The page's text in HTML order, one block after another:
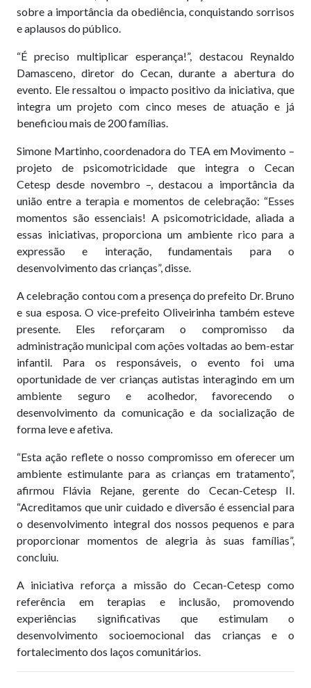
sobre a importância da obediência, conquistando sorrisos
e aplausos do público.
“É preciso multiplicar esperança!”, destacou Reynaldo
Damasceno, diretor do Cecan, durante a abertura do
evento. Ele ressaltou o impacto positivo da iniciativa, que
integra um projeto com cinco meses de atuação e já
beneficiou mais de 200 famílias.
Simone Martinho, coordenadora do TEA em Movimento –
projeto de psicomotricidade que integra o Cecan
Cetesp desde novembro –, destacou a importância da
união entre a terapia e momentos de celebração: “Esses
momentos são essenciais! A psicomotricidade, aliada a
essas iniciativas, proporciona um ambiente rico para a
expressão e interação, fundamentais para o
desenvolvimento das crianças”, disse.
A celebração contou com a presença do prefeito Dr. Bruno
e sua esposa. O vice-prefeito Oliveirinha também esteve
presente. Eles reforçaram o compromisso da
administração municipal com ações voltadas ao bem-estar
infantil. Para os responsáveis, o evento foi uma
oportunidade de ver crianças autistas interagindo em um
ambiente seguro e acolhedor, favorecendo o
desenvolvimento da comunicação e da socialização de
forma leve e afetiva.
“Esta ação reflete o nosso compromisso em oferecer um
ambiente estimulante para as crianças em tratamento”,
afirmou Flávia Rejane, gerente do Cecan-Cetesp II.
“Acreditamos que unir cuidado e diversão é essencial para
o desenvolvimento integral dos nossos pequenos e para
proporcionar momentos de alegria às suas famílias”,
concluiu.
A iniciativa reforça a missão do Cecan-Cetesp como
referência em terapias e inclusão, promovendo
experiências significativas que estimulam o
desenvolvimento socioemocional das crianças e o
fortalecimento dos laços comunitários.